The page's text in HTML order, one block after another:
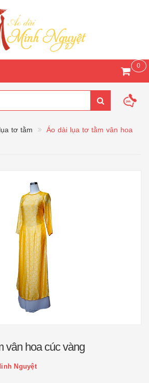
0
tơ tằm
Áo dài lụa tơ tằm vân hoa
vân hoa cúc vàng
Nguyệt